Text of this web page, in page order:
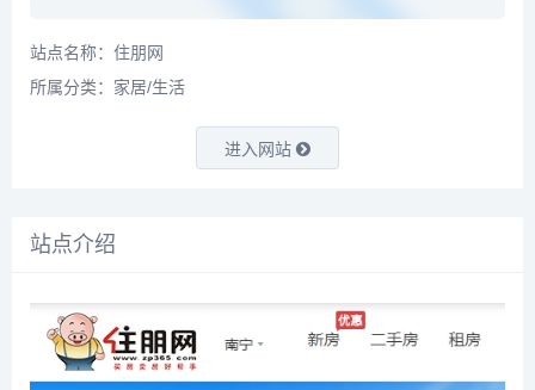
站点名称：住朋网
所属分类： 家居/生活
进入网站
站点介绍